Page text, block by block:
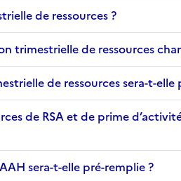
de ressources ?
trimestrielle de ressources
de ressources sera-t-elle
de RSA et de prime
sera-t-elle pré-remplie ?